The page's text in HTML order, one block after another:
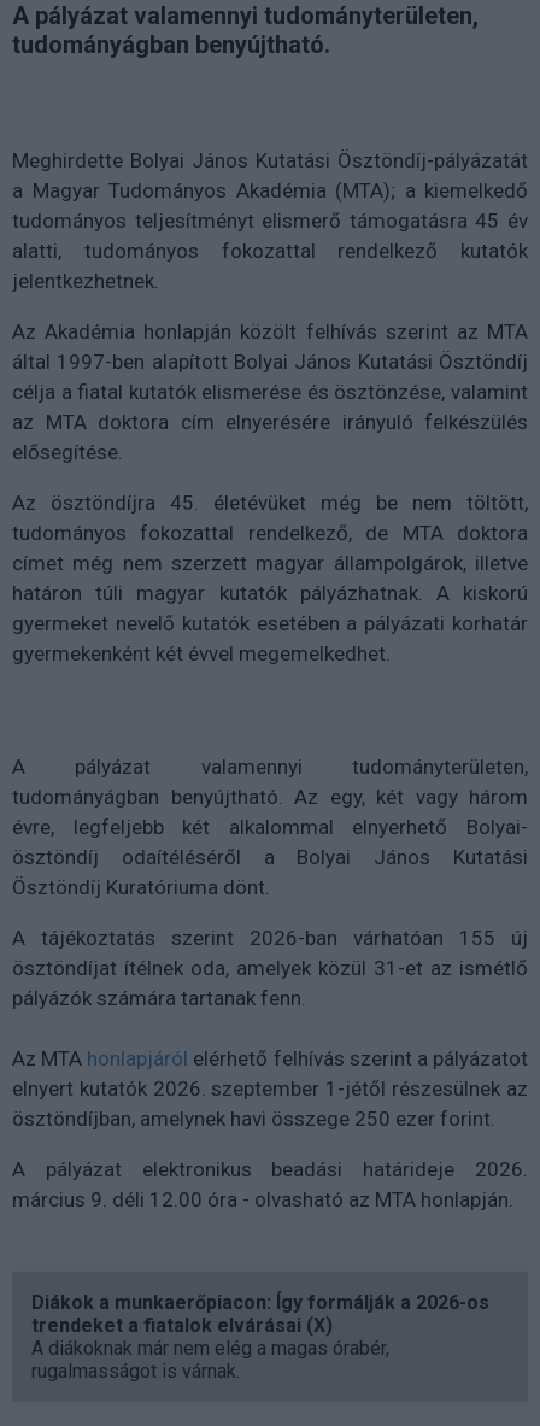
A pályázat valamennyi tudományterületen,
tudományágban benyújtható.
Meghirdette Bolyai János Kutatási Ösztöndíj-pályázatát
a Magyar Tudományos Akadémia (MTA); a kiemelkedő
tudományos teljesítményt elismerő támogatásra 45 év
alatti, tudományos fokozattal rendelkező kutatók
jelentkezhetnek.
Az Akadémia honlapján közölt felhívás szerint az MTA
által 1997-ben alapított Bolyai János Kutatási Ösztöndíj
célja a fiatal kutatók elismerése és ösztönzése, valamint
az MTA doktora cím elnyerésére irányuló felkészülés
elősegítése.
Az ösztöndíjra 45. életévüket még be nem töltött,
tudományos fokozattal rendelkező, de MTA doktora
címet még nem szerzett magyar állampolgárok, illetve
határon túli magyar kutatók pályázhatnak. A kiskorú
gyermeket nevelő kutatók esetében a pályázati korhatár
gyermekenként két évvel megemelkedhet.
A pályázat valamennyi tudományterületen,
tudományágban benyújtható. Az egy, két vagy három
évre, legfeljebb két alkalommal elnyerhető Bolyai-
ösztöndíj odaítéléséről a Bolyai János Kutatási
Ösztöndíj Kuratóriuma dönt.
A tájékoztatás szerint 2026-ban várhatóan 155 új
ösztöndíjat ítélnek oda, amelyek közül 31-et az ismétlő
pályázók számára tartanak fenn.
Az MTA honlapjáról elérhető felhívás szerint a pályázatot
elnyert kutatók 2026. szeptember 1-jétől részesülnek az
ösztöndíjban, amelynek havi összege 250 ezer forint.
A pályázat elektronikus beadási határideje 2026.
március 9. déli 12.00 óra - olvasható az MTA honlapján.
Diákok a munkaerőpiacon: Így formálják a 2026-os
trendeket a fiatalok elvárásai (X)
A diákoknak már nem elég a magas órabér,
rugalmasságot is várnak.